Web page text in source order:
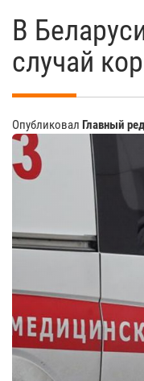
В
случай
Опубликовал Главный